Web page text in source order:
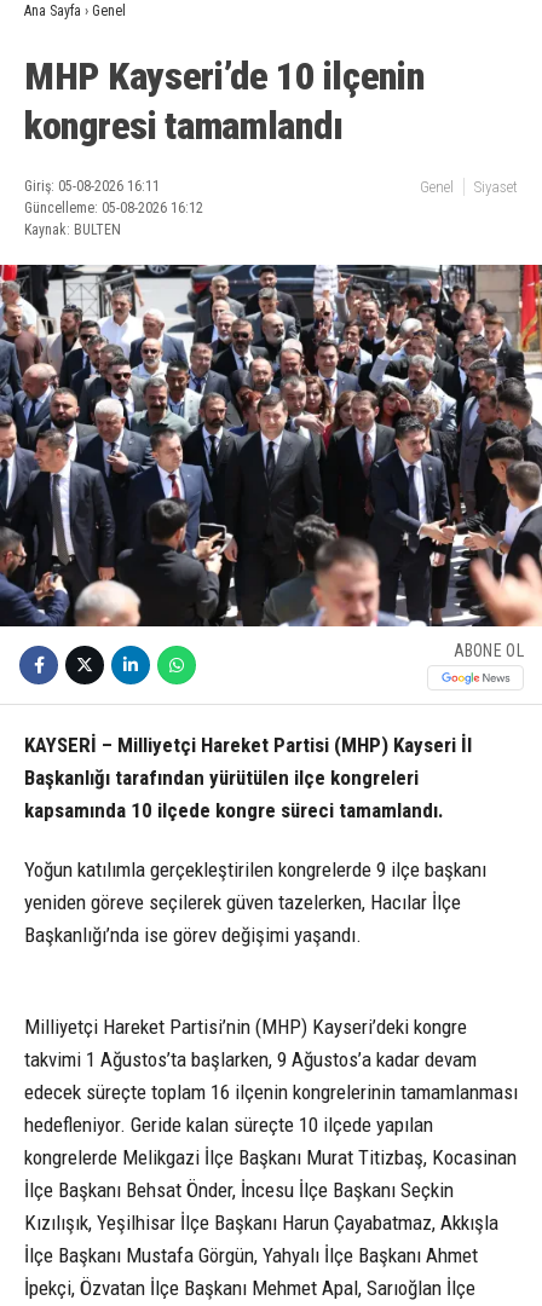
Ana Sayfa › Genel
MHP Kayseri’de 10 ilçenin
kongresi tamamlandı
Giriş: 05-08-2026 16:11
Güncelleme: 05-08-2026 16:12
Kaynak: BULTEN
Genel Siyaset
ABONE OL
KAYSERİ – Milliyetçi Hareket Partisi (MHP) Kayseri İl
Başkanlığı tarafından yürütülen ilçe kongreleri
kapsamında 10 ilçede kongre süreci tamamlandı.
Yoğun katılımla gerçekleştirilen kongrelerde 9 ilçe başkanı
yeniden göreve seçilerek güven tazelerken, Hacılar İlçe
Başkanlığı’nda ise görev değişimi yaşandı.
Milliyetçi Hareket Partisi’nin (MHP) Kayseri’deki kongre
takvimi 1 Ağustos’ta başlarken, 9 Ağustos’a kadar devam
edecek süreçte toplam 16 ilçenin kongrelerinin tamamlanması
hedefleniyor. Geride kalan süreçte 10 ilçede yapılan
kongrelerde Melikgazi İlçe Başkanı Murat Titizbaş, Kocasinan
İlçe Başkanı Behsat Önder, İncesu İlçe Başkanı Seçkin
Kızılışık, Yeşilhisar İlçe Başkanı Harun Çayabatmaz, Akkışla
İlçe Başkanı Mustafa Görgün, Yahyalı İlçe Başkanı Ahmet
İpekçi, Özvatan İlçe Başkanı Mehmet Apal, Sarıoğlan İlçe